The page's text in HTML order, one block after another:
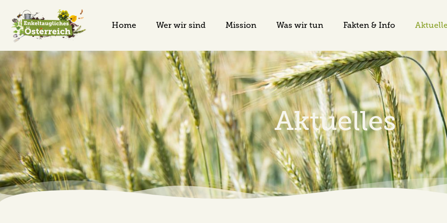
Home Wer wir sind Mission Was wir tun Fakten & Info
Aktuelles